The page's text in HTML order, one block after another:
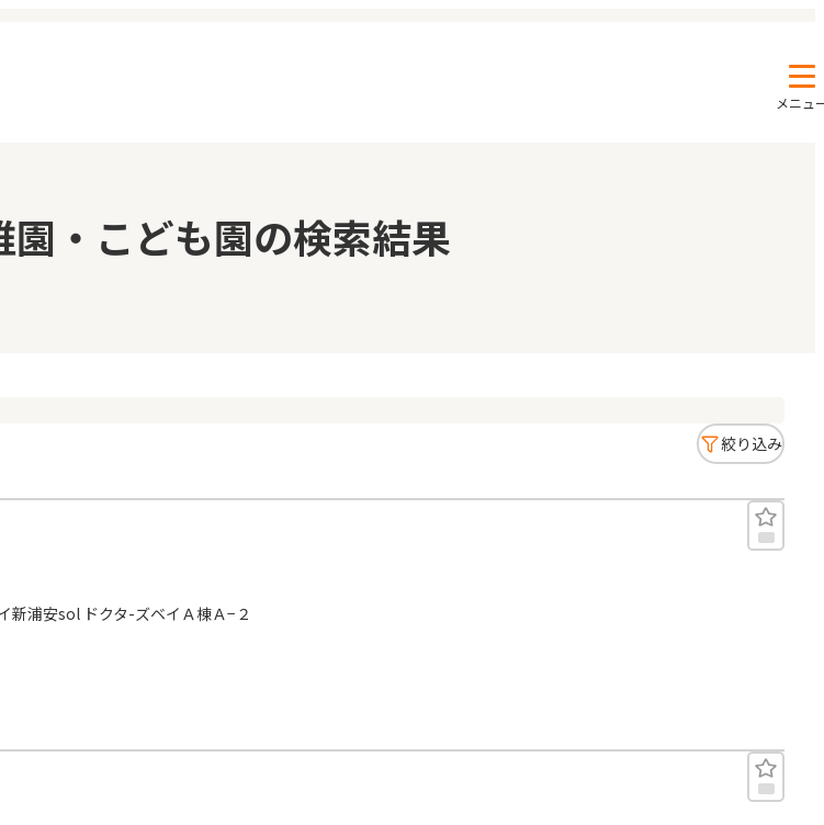
メニュ
メッセージ
おすすめの園
園・こども園の検索結果
絞り込み
新浦安sol ドクタ-ズベイＡ棟Ａ−２